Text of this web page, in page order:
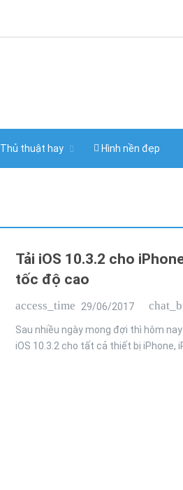
Thủ thuật hay Hình nền đẹp
Tải iOS 10.3.2 cho
tốc độ cao
access_time 29/06/2017
Sau nhiều ngày mong đợi thì hôm
iOS 10.3.2 cho tất cả thiết bị iPhone,